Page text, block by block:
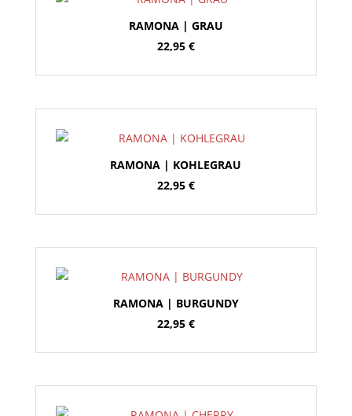
RAMONA | GRAU
22,95 €
RAMONA | KOHLEGRAU
22,95 €
RAMONA | BURGUNDY
22,95 €